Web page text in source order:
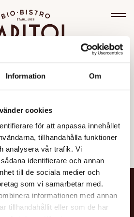
Information Om
cookies
för att anpassa innehållet
tillhandahålla funktioner
analysera vår trafik. Vi
identifierare och annan
till de sociala medier och
som vi samarbetar med.
informationen med annan
tillhandahållit eller som de har
VISNING
att boka.
Se alla filmer